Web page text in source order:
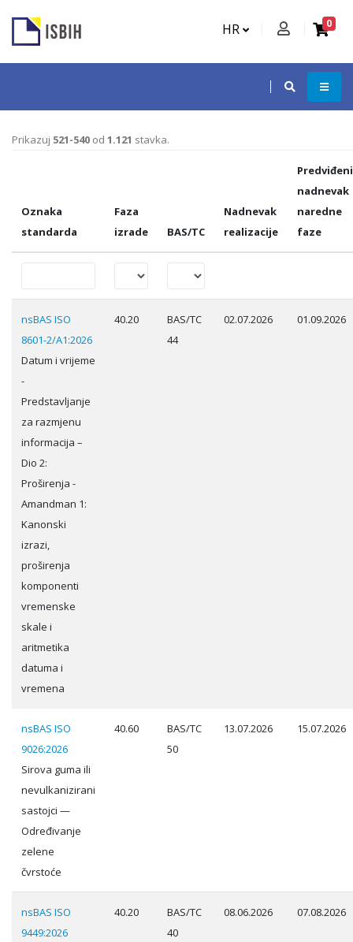
HR 0
Prikazuj 521-540 od 1.121 stavka.
Oznaka
standarda
Faza
izrade
BAS/TC
Nadnevak
realizacije
Predviđeni
nadnevak
naredne
faze
nsBAS ISO
8601-2/A1:2026
Datum i vrijeme
-
Predstavljanje
za razmjenu
informacija –
Dio 2:
Proširenja -
Amandman 1:
Kanonski
izrazi,
proširenja
komponenti
vremenske
skale i
aritmetika
datuma i
vremena
40.20
BAS/TC
44
02.07.2026 01.09.2026
nsBAS ISO
9026:2026
Sirova guma ili
nevulkanizirani
sastojci —
Određivanje
zelene
čvrstoće
40.60
BAS/TC
50
13.07.2026 15.07.2026
nsBAS ISO
9449:2026
40.20
BAS/TC
40
08.06.2026 07.08.2026